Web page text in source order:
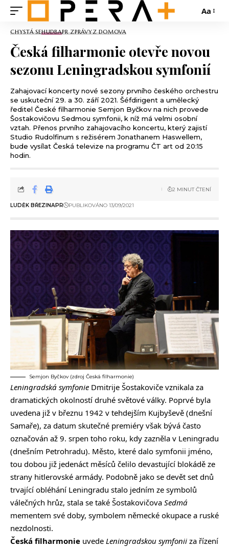
Aa
CHYSTÁ SEHUDBAPR ZPRÁVYZ DOMOVA
Česká filharmonie otevře novou
sezonu Leningradskou symfonií
Zahajovací koncerty nové sezony prvního českého orchestru
se uskuteční 29. a 30. září 2021. Šéfdirigent a umělecký
ředitel České filharmonie Semjon Byčkov na nich provede
Šostakovičovu Sedmou symfonii, k níž má velmi osobní
vztah. Přenos prvního zahajovacího koncertu, který zajistí
Studio Rudolfinum s režisérem Jonathanem Haswellem,
bude vysílat Česká televize na programu ČT art od 20:15
hodin.
LUDĚK BŘEZINAPR PUBLIKOVÁNO 13/09/2021
2 MINUT ČTENÍ
Semjon Byčkov (zdroj Česká filharmonie)
Leningradská symfonie Dmitrije Šostakoviče vznikala za
dramatických okolností druhé světové války. Poprvé byla
uvedena již v březnu 1942 v tehdejším Kujbyševě (dnešní
Samaře), za datum skutečné premiéry však bývá často
označován až 9. srpen toho roku, kdy zazněla v Leningradu
(dnešním Petrohradu). Město, které dalo symfonii jméno,
tou dobou již jedenáct měsíců čelilo devastující blokádě ze
strany hitlerovské armády. Podobně jako se devět set dnů
trvající obléhání Leningradu stalo jedním ze symbolů
válečných hrůz, stala se také Šostakovičova Sedmá
mementem své doby, symbolem německé okupace a ruské
nezdolnosti.
Česká filharmonie uvede Leningradskou symfonii za řízení